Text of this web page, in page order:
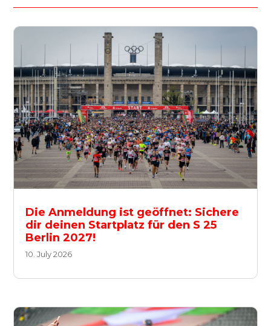
Die Anmeldung ist geöffnet: Sichere
dir deinen Startplatz für den S 25
Berlin 2027!
10. July 2026